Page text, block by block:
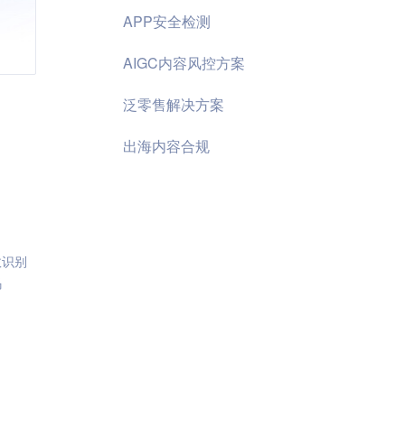
控
别
APP安全检测
AIGC内容风控方案
泛零售解决方案
出海内容合规